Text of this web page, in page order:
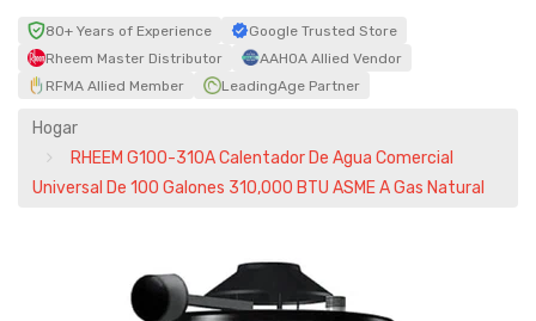
80+ Years of Experience
Google Trusted Store
Rheem Master Distributor
AAHOA Allied Vendor
RFMA Allied Member
LeadingAge Partner
Hogar
RHEEM G100-310A Calentador De Agua Comercial
Universal De 100 Galones 310,000 BTU ASME A Gas Natural